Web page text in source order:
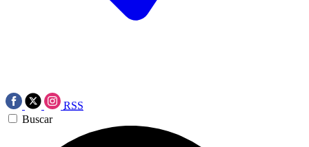
RSS
Buscar